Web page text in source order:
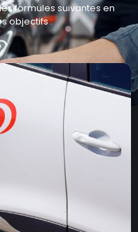
formules suivantes en
objectifs :